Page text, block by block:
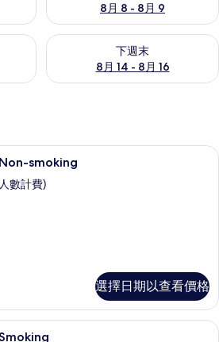
8月 8 - 8月 9
的供應情況
下週末
8月 14 - 8月 16
查看下週末 (8月 14 - 8月 16)
smoking
數計費)
選擇日期以查看價格